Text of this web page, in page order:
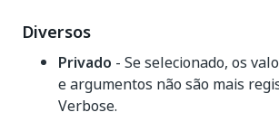
Diversos
Privado - Se selecionado, os
e argumentos não são mais
Verbose.